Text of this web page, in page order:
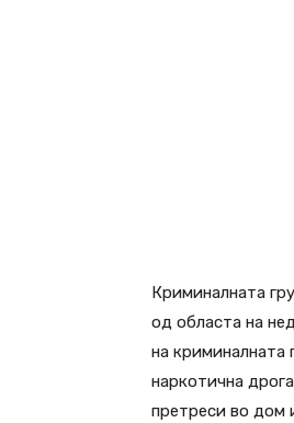
Криминалната
од областа на
на криминалната
наркотична
претреси во дом